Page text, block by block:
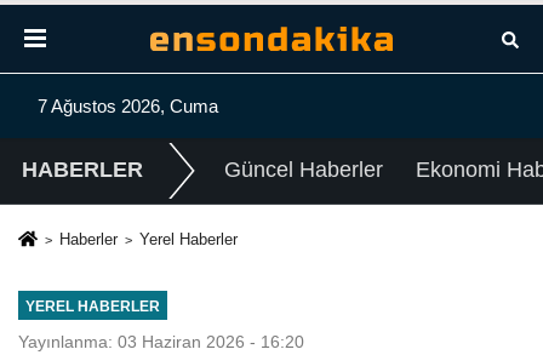
7 Ağustos 2026, Cuma
HABERLER Güncel Haberler Ekonomi
Haberler Yerel Haberler
YEREL HABERLER
Yayınlanma: 03 Haziran 2026 - 16:20